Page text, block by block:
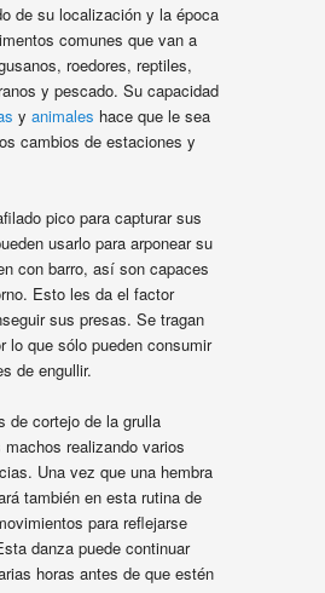
de su localización y la época
comunes que van a
roedores, reptiles,
y pescado. Su capacidad
y animales hace que le sea
cambios de estaciones y
pico para capturar sus
usarlo para arponear su
con barro, así son capaces
Esto les da el factor
sus presas. Se tragan
lo que sólo pueden consumir
de engullir.
de cortejo de la grulla
realizando varios
Una vez que una hembra
también en esta rutina de
para reflejarse
danza puede continuar
horas antes de que estén